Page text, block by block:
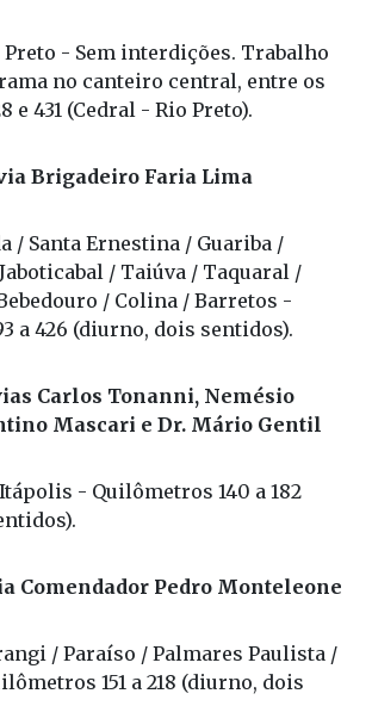
Preto - Sem interdições. Trabalho
no canteiro central, entre os
e 431 (Cedral - Rio Preto).
Brigadeiro Faria Lima
/ Santa Ernestina / Guariba /
/ Taiúva / Taquaral /
/ Colina / Barretos -
a 426 (diurno, dois sentidos).
Carlos Tonanni, Nemésio
Mascari e Dr. Mário Gentil
- Quilômetros 140 a 182
Comendador Pedro Monteleone
/ Paraíso / Palmares Paulista /
151 a 218 (diurno, dois